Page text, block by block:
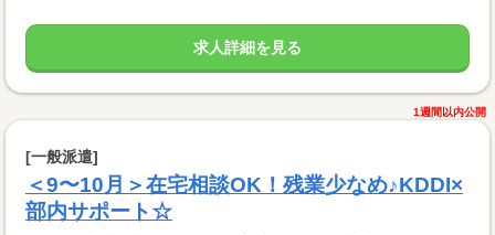
求人詳細を見る
1週間以内公開
[一般派遣]
＜9〜10月＞在宅相談OK！残業少なめ♪KDDI×
部内サポート☆